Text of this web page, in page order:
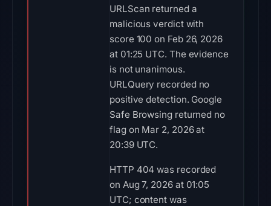
URLScan returned a
malicious verdict with
score 100 on Feb 26, 2026
at 01:25 UTC. The evidence
is not unanimous.
URLQuery recorded no
positive detection. Google
Safe Browsing returned no
flag on Mar 2, 2026 at
20:39 UTC.
HTTP 404 was recorded
on Aug 7, 2026 at 01:05
UTC; content was